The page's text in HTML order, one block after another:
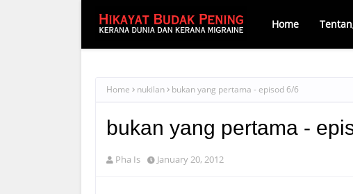
Home
Home nukilan bukan yang pertama - episod 6/6
bukan yang pertama -
Pha Is January 20, 2012